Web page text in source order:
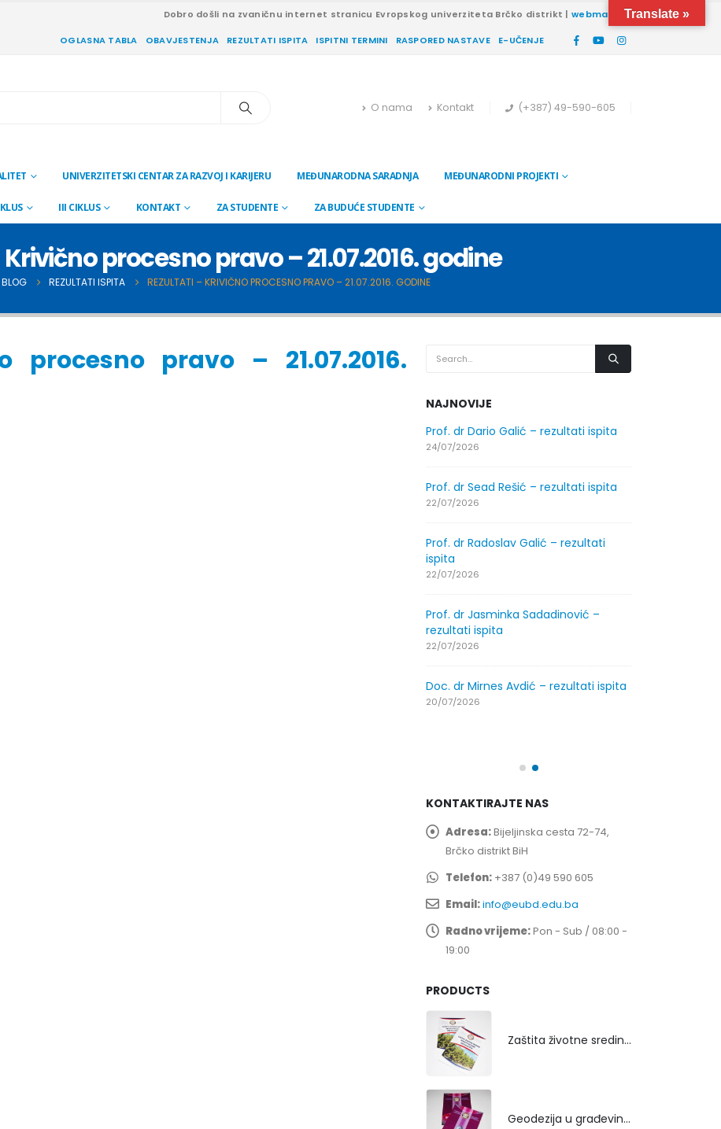
Dobro došli na zvaničnu internet stranicu Evropskog univerziteta Brčko distrikt |webmail
OGLASNA TABLA OBAVJESTENJA REZULTATI ISPITA ISPITNI TERMINI RASPORED NASTAVE E-UČENJE
O nama Kontakt (+387) 49-590-605
UNIVERZITETSKI CENTAR ZA RAZVOJ I KARIJERU MEĐUNARODNA SARADNJA MEĐUNARODNI PROJEKTI
III CIKLUS KONTAKT ZA STUDENTE ZA BUDUĆE STUDENTE
procesno pravo – 21.07.2016. godine
BLOG REZULTATI ISPITA REZULTATI – KRIVIČNO PROCESNO PRAVO – 21.07.2016. GODINE
procesno pravo – 21.07.2016.
NAJNOVIJE
Prof. dr Dario Galić – rezultati ispita
24/07/2026
Prof. dr Sead Rešić – rezultati ispita
22/07/2026
Prof. dr Radoslav Galić – rezultati
ispita
22/07/2026
Prof. dr Jasminka Sadadinović –
rezultati ispita
22/07/2026
Doc. dr Mirnes Avdić – rezultati ispita
20/07/2026
KONTAKTIRAJTE NAS
Adresa:Bijeljinska cesta 72-74,
Brčko distrikt BiH
Telefon: +387 (0)49 590 605
Email:info@eubd.edu.ba
Radno vrijeme:Pon - Sub / 08:00 -
19:00
PRODUCTS
Zaštita životne sredine rekultivacijom odlagališta
Geodezija u građevinarstvu
Translate »